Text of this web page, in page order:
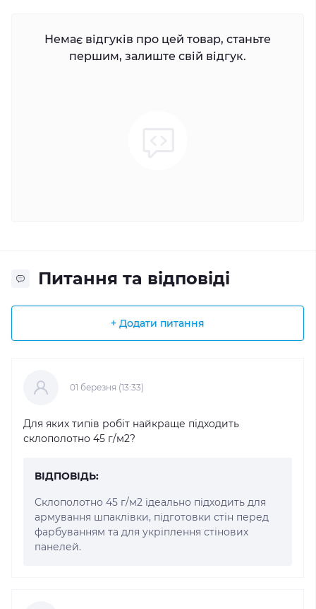
Немає відгуків про цей товар, станьте
першим, залиште свій відгук.
Питання та відповіді
+ Додати питання
01 березня (13:33)
Для яких типів робіт найкраще підходить
склополотно 45 г/м2?
ВІДПОВІДЬ:
Склополотно 45 г/м2 ідеально підходить для
армування шпаклівки, підготовки стін перед
фарбуванням та для укріплення стінових
панелей.